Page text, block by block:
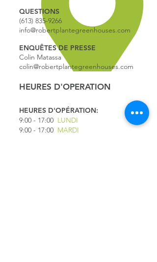
QUESTIONS
(613) 835-9266
info@robertplantegreenhouses.com
ENQUÊTES DE PRESSE
Colin Matassa
colin@robertplantegreenhouses.com
HEURES D'OPERATION
HEURES D'OPÉRATION:
9:00 - 17:00 LUNDI
9:00 - 17:00 MARDI